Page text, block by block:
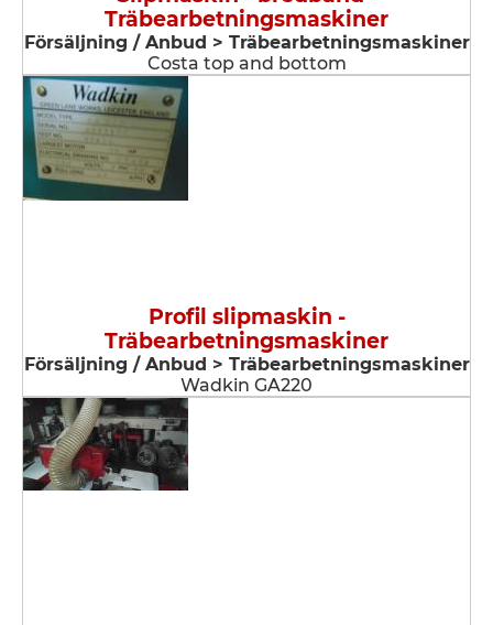
Träbearbetningsmaskiner
Försäljning / Anbud > Träbearbetningsmaskiner
Costa top and bottom
Profil slipmaskin -
Träbearbetningsmaskiner
Försäljning / Anbud > Träbearbetningsmaskiner
Wadkin GA220